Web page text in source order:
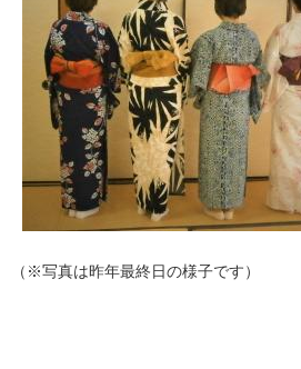
（※写真は昨年最終日の様子です）​